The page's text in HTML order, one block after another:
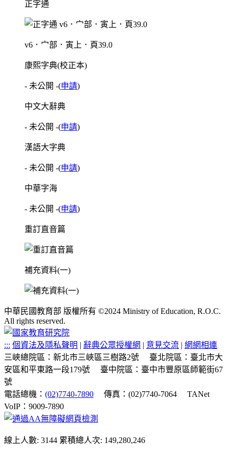
正字通
v6．宀部．寅上．頁39.0
康熙字典(校正本)
- 未公開 -(申請)
中文大辭典
- 未公開 -(申請)
漢語大字典
- 未公開 -(申請)
中華字海
- 未公開 -(申請)
重訂直音篇
補充資料(一)
中華民國教育部 版權所有 ©2024 Ministry of Education, R.O.C.
All rights reserved.
::: 個資法及隱私聲明 | 辭典公眾授權網 | 意見交流 | 網網相連
三峽總院區：新北市三峽區三樹路2號
臺北院區：臺北市大
安區和平東路一段179號
臺中院區：臺中市豐原區師範街67
號
電話總機： (02)7740-7890 傳真：(02)7740-7064
TANet
VoIP：9009-7890
線上人數: 3144 累積總人次: 149,280,246